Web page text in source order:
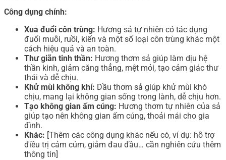
Công dụng chính:
Xua đuổi côn trùng: Hương sả tự nhiên có tác dụng
đuổi muỗi, ruồi, kiến và một số loại côn trùng khác một
cách hiệu quả và an toàn.
Thư giãn tinh thần: Hương thơm sả giúp làm dịu hệ
thần kinh, giảm căng thẳng, mệt mỏi, tạo cảm giác thư
thái và dễ chịu.
Khử mùi không khí: Dầu thơm sả giúp khử mùi khó
chịu, mang lại không gian sống trong lành, dễ chịu hơn.
Tạo không gian ấm cúng: Hương thơm tự nhiên của sả
giúp tạo nên không gian ấm cúng, thoải mái cho gia
đình.
Khác: [Thêm các công dụng khác nếu có, ví dụ: hỗ trợ
điều trị cảm cúm, giảm đau đầu… cần nghiên cứu thêm
thông tin]